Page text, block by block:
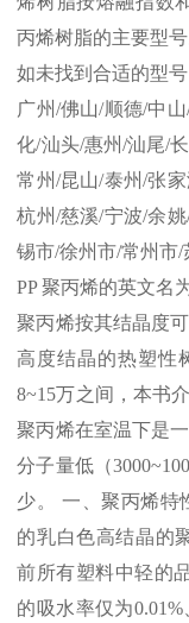
丙烯树脂的主要型号
如未找到合适的型
广州/佛山/顺德/中山
化/汕头/惠州/汕尾/
常州/昆山/泰州/张
杭州/慈溪/宁波/余姚
锡市/徐州市/常州市/
PP聚丙烯的英文名
聚丙烯按其结晶度
高度结晶的热塑性
8~15万之间，本书
聚丙烯在室温下是
分子量低（
少。 一、聚丙烯特
的乳白色高结晶的
前所有塑料中轻的
的吸水率仅为0.01%